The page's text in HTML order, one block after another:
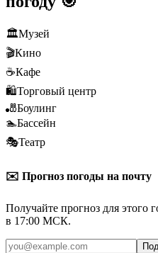
🏛️Музей
🎬Кино
☕Кафе
🛍️Торговый центр
🎳Боулинг
🏊Бассейн
🎭Театр
✉️ Прогноз погоды на почту
Получайте прогноз для
в 17:00 МСК.